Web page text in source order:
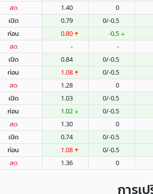
สด 1.40 0
เปิด 0.79 0/-0.5
ก่อน 0.80 -0.5
สด - -
เปิด 0.84 0/-0.5
ก่อน 1.08 0/-0.5
สด 1.28 0
เปิด 1.03 0/-0.5
ก่อน 1.02 0/-0.5
สด 1.30 0
เปิด 0.74 0/-0.5
ก่อน 1.08 0/-0.5
สด 1.36 0
การเ